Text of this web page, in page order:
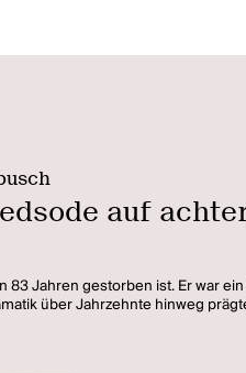
auf
Jahren gestorben ist. Er war
über Jahrzehnte hinweg